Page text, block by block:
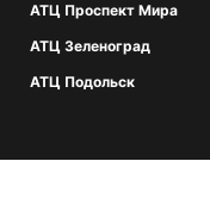
АТЦ Проспект Мира
АТЦ Зеленоград
АТЦ Подольск